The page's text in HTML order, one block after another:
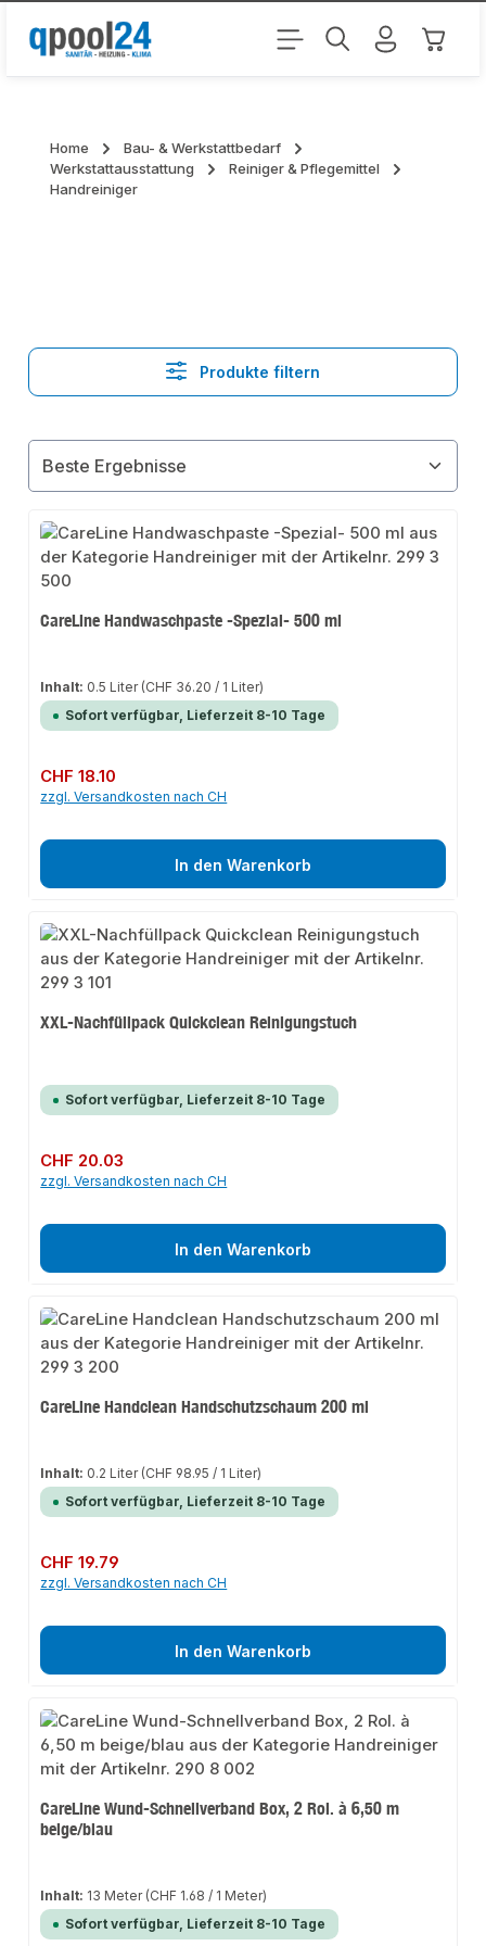
Zum Hauptinhalt springen
Home
Bau- & Werkstattbedarf
Werkstattausstattung
Reiniger & Pflegemittel
Handreiniger
Produkte filtern
CareLine Handwaschpaste -Spezial- 500 ml
Inhalt: 0.5 Liter (CHF 36.20 / 1 Liter)
Sofort verfügbar, Lieferzeit 8-10 Tage
Regulärer Preis:
CHF 18.10
zzgl. Versandkosten nach CH
In den Warenkorb
XXL-Nachfüllpack Quickclean Reinigungstuch
Sofort verfügbar, Lieferzeit 8-10 Tage
Regulärer Preis:
CHF 20.03
zzgl. Versandkosten nach CH
In den Warenkorb
CareLine Handclean Handschutzschaum 200 ml
Inhalt: 0.2 Liter (CHF 98.95 / 1 Liter)
Sofort verfügbar, Lieferzeit 8-10 Tage
Regulärer Preis:
CHF 19.79
zzgl. Versandkosten nach CH
In den Warenkorb
CareLine Wund-Schnellverband Box, 2 Rol. à 6,50 m
beige/blau
Inhalt: 13 Meter (CHF 1.68 / 1 Meter)
Sofort verfügbar, Lieferzeit 8-10 Tage